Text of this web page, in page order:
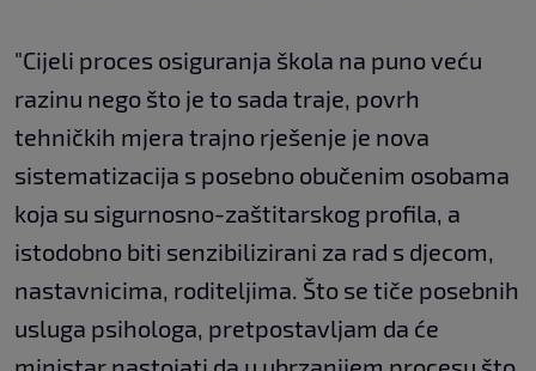
"Cijeli proces osiguranja škola na puno veću
razinu nego što je to sada traje, povrh
tehničkih mjera trajno rješenje je nova
sistematizacija s posebno obučenim osobama
koja su sigurnosno-zaštitarskog profila, a
istodobno biti senzibilizirani za rad s djecom,
nastavnicima, roditeljima. Što se tiče posebnih
usluga psihologa, pretpostavljam da će